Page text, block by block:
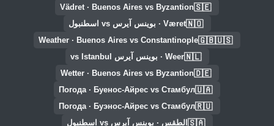
🇸🇪
Vädret · Buenos Aires vs Byzantion
🇳🇴Været · بوينس آيرس vs اسطنبول
🇬🇧🇺🇸
Weather · Buenos Aires vs Constantinople
🇳🇱Weer · بوينس آيرس vs Istanbul
🇩🇪
Wetter · Buenos Aires vs Byzantion
🇺🇦
Погода · Буенос-Айрес vs Стамбул
🇷🇺
Погода · Буэнос-Айрес vs Стамбул
🇸🇦 الطقس · بوينس آيرس vs اسطنبول